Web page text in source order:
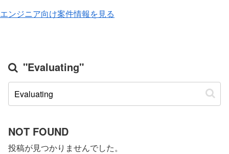
エンジニア向け案件情報を見る
"Evaluating"
NOT FOUND
投稿が見つかりませんでした。